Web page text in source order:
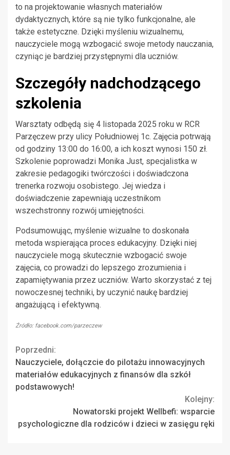
to na projektowanie własnych materiałów
dydaktycznych, które są nie tylko funkcjonalne, ale
także estetyczne. Dzięki myśleniu wizualnemu,
nauczyciele mogą wzbogacić swoje metody nauczania,
czyniąc je bardziej przystępnymi dla uczniów.
Szczegóły nadchodzącego
szkolenia
Warsztaty odbędą się 4 listopada 2025 roku w RCR
Parzęczew przy ulicy Południowej 1c. Zajęcia potrwają
od godziny 13:00 do 16:00, a ich koszt wynosi 150 zł.
Szkolenie poprowadzi Monika Just, specjalistka w
zakresie pedagogiki twórczości i doświadczona
trenerka rozwoju osobistego. Jej wiedza i
doświadczenie zapewniają uczestnikom
wszechstronny rozwój umiejętności.
Podsumowując, myślenie wizualne to doskonała
metoda wspierająca proces edukacyjny. Dzięki niej
nauczyciele mogą skutecznie wzbogacić swoje
zajęcia, co prowadzi do lepszego zrozumienia i
zapamiętywania przez uczniów. Warto skorzystać z tej
nowoczesnej techniki, by uczynić naukę bardziej
angażującą i efektywną.
Źródło: facebook.com/parzeczew
Continue
Reading
Poprzedni:
Nauczyciele, dołączcie do pilotażu innowacyjnych
materiałów edukacyjnych z finansów dla szkół
podstawowych!
Kolejny:
Nowatorski projekt Wellbefi: wsparcie
psychologiczne dla rodziców i dzieci w zasięgu ręki